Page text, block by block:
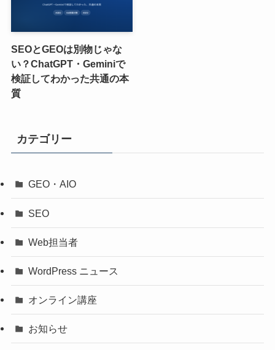
SEOとGEOは別物じゃな
い？ChatGPT・Geminiで
検証してわかった共通の本
質
カテゴリー
GEO・AIO
SEO
Web担当者
WordPress ニュース
オンライン講座
お知らせ